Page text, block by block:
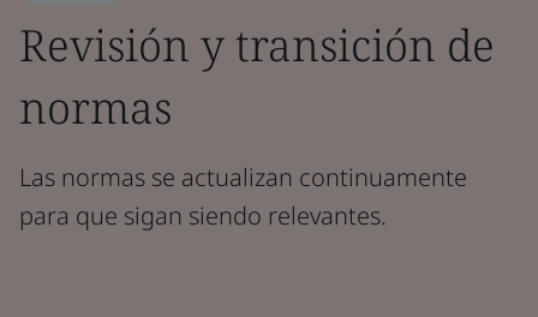
Revisión y transición de
normas
Las normas se actualizan continuamente
para que sigan siendo relevantes.